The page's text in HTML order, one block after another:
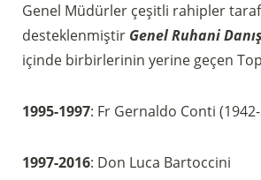
Genel Müdürler çeşitli rahipler
desteklenmiştir Genel Ruhani
içinde birbirlerinin yerine geçen
1995-1997: Fr Gernaldo Conti
1997-2016: Don Luca Bartoccini